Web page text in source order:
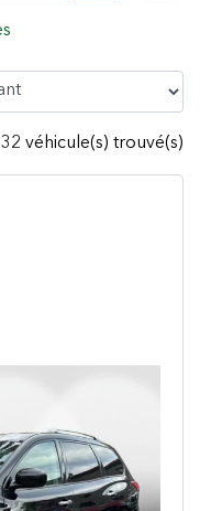
32 véhicule(s) trouvé(s)